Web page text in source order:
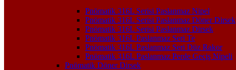
Pnömatik 316L Serisi Paslanmaz Nipel
Pnömatik 316L Serisi Paslanmaz Döner Dirsek
Pnömatik 316L Serisi Paslanmaz Dirsek
Pnömatik 316L Paslanmaz Seri Te
Pnömatik 316L Paslanmaz Seri Düz Rakor
Pnömatik 316L Paslanmaz Perde Geçiş Nipeli
Pnömatik Döner Dirsek